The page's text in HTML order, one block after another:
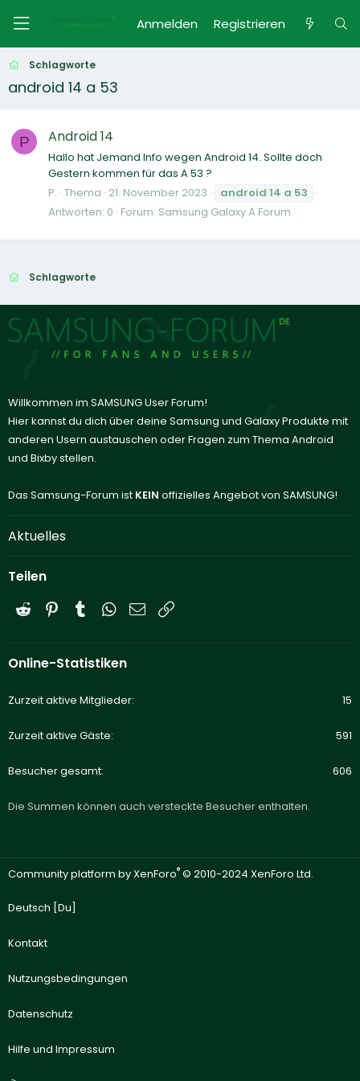
Anmelden Registrieren
Schlagworte
android 14 a 53
P Android 14
Hallo hat Jemand Info wegen Android 14. Sollte doch
Gestern kommen für das A 53 ?
P. Thema 21. November 2023 android 14 a 53
Antworten: 0 Forum: Samsung Galaxy A Forum
Schlagworte
Willkommen im SAMSUNG User Forum!
Hier kannst du dich über deine Samsung und Galaxy Produkte mit
anderen Usern austauschen oder Fragen zum Thema Android
und Bixby stellen.
Das Samsung-Forum ist KEIN offizielles Angebot von SAMSUNG!
Aktuelles
Teilen
Reddit PinterestTumblrWhatsApp
E-Mail
Online-Statistiken
Zurzeit aktive Mitglieder 15
Zurzeit aktive Gäste 591
Besucher gesamt 606
Die Summen können auch versteckte Besucher enthalten.
Community platform by XenForo® © 2010-2024 XenForo Ltd.
Deutsch [Du]
Kontakt
Nutzungsbedingungen
Datenschutz
Hilfe und Impressum